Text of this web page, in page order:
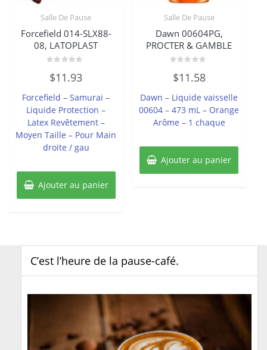
Salle De Pause
Forcefield 014-SLX88-
08, LATOPLAST
0
sur
$11.93
Forcefield – Samurai –
Liquide Protection –
Latex Revêtement –
Moyen Taille – Pour Main
droite / gau
Ajouter au panier
Salle De Pause
Dawn 00604PG,
PROCTER & GAMBLE
0
sur
$11.58
Dawn – Liquide vaisselle
00604 – 473 mL – Orange
Arôme – 1 chaque
Ajouter au panier
C’est l’heure de la pause-café.